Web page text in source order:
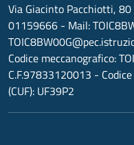
Via Giacinto Pacchiotti,
01159666 - Mail:
Codice meccanografico:
C.F.97833120013 -
(CUF): UF39P2